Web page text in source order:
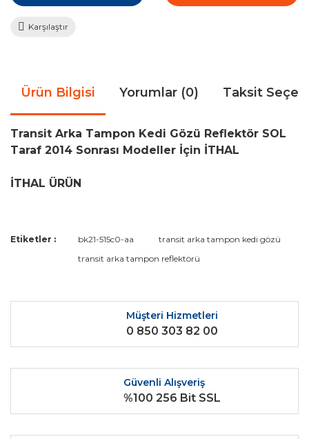
Karşılaştır
Ürün Bilgisi Yorumlar (0) Taksit
Transit Arka Tampon Kedi Gözü Reflektör SOL
Taraf 2014 Sonrası Modeller İçin İTHAL
İTHAL ÜRÜN
Bu ürüne ilk yorumu siz yapın!
Yorum Yaz
Bu ürünün fiyat bilgisi, resim, ürün açıklamalarında ve diğer
kullanarak tarafımıza iletebilirsiniz.
Ürün resmi kalitesiz, bozuk veya görüntülenemiyor.
Ürün açıklamasında eksik bilgiler bulunuyor.
Ürün bilgilerinde hatalar bulunuyor.
Ürün fiyatı diğer sitelerden daha pahalı.
Bu ürüne benzer farklı alternatifler olmalı.
Etiketler : bk21-515c0-aa
transit arka tampon kedi gözü
transit arka tampon reflektörü
Müşteri Hizmetleri
0 850 303 82 00
Güvenli Alışveriş
%100 256 Bit SSL